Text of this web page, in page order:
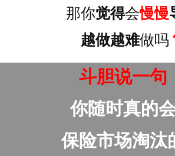
那你觉得会慢慢
越做越难做吗
斗胆说一句
你随时真的
保险市场淘汰